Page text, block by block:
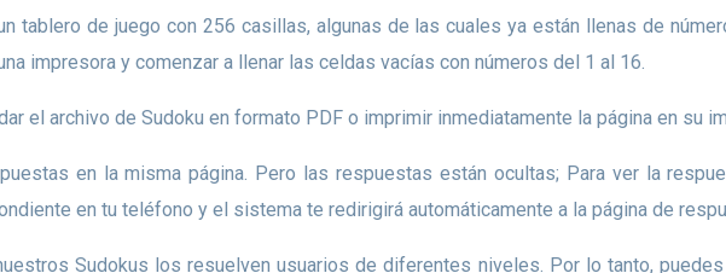
impresora y comenzar a llenar las celdas vacías con números del 1 al 16.
el archivo de Sudoku en formato PDF o imprimir inmediatamente la página en su
en tu teléfono y el sistema te redirigirá automáticamente a la página de